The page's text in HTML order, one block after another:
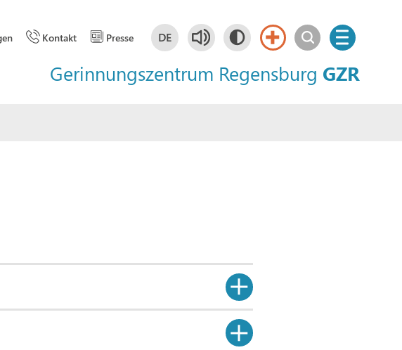
Kontakt Presse DE
Deutsch
DE
Gerinnungszentrum Regensburg GZR